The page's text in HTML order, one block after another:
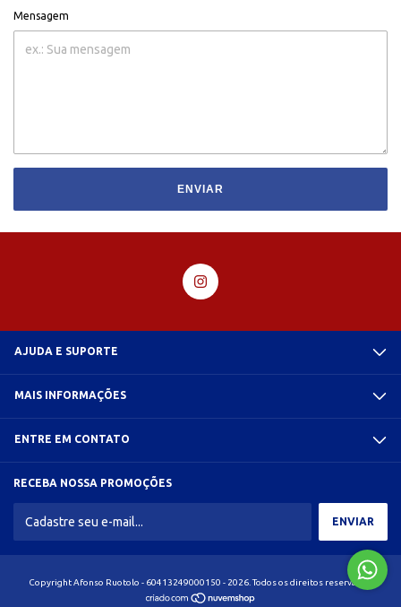
Mensagem
ENVIAR
AJUDA E SUPORTE
MAIS INFORMAÇÕES
ENTRE EM CONTATO
RECEBA NOSSA PROMOÇÕES
Copyright Afonso Ruotolo - 60413249000150 - 2026. Todos os direitos reservados.